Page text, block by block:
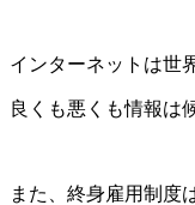
インターネットは世
良くも悪くも情報は
また、終身雇用制度